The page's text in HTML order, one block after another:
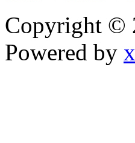
Copyright ©
Powered by